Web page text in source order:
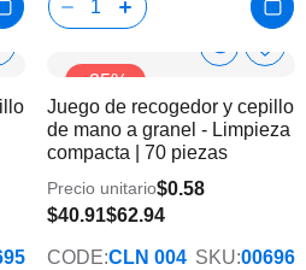
deseos
-35%
Show
Info la
lista
Juego de recogedor y cepillo
de mano a granel - Limpieza
compacta | 70 piezas
$40.91$62.94
Precio unitario$0.58
CODE:CLN 004 SKU:00696